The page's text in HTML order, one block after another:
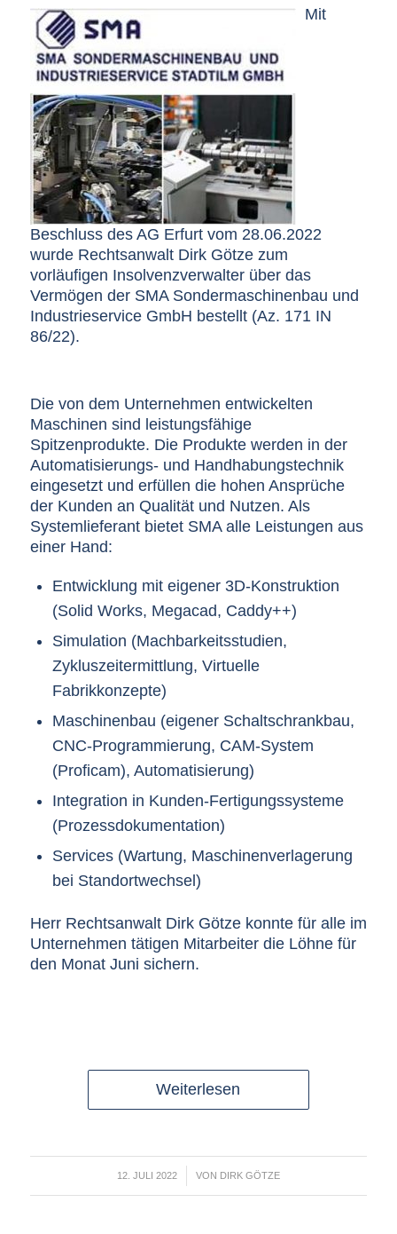
Mit
Beschluss des AG Erfurt vom 28.06.2022
wurde Rechtsanwalt Dirk Götze zum
vorläufigen Insolvenzverwalter über das
Vermögen der SMA Sondermaschinenbau und
Industrieservice GmbH bestellt (Az. 171 IN
86/22).
Die von dem Unternehmen entwickelten
Maschinen sind leistungsfähige
Spitzenprodukte. Die Produkte werden in der
Automatisierungs- und Handhabungstechnik
eingesetzt und erfüllen die hohen Ansprüche
der Kunden an Qualität und Nutzen. Als
Systemlieferant bietet SMA alle Leistungen aus
einer Hand:
Entwicklung mit eigener 3D-Konstruktion
(Solid Works, Megacad, Caddy++)
Simulation (Machbarkeitsstudien,
Zykluszeitermittlung, Virtuelle
Fabrikkonzepte)
Maschinenbau (eigener Schaltschrankbau,
CNC-Programmierung, CAM-System
(Proficam), Automatisierung)
Integration in Kunden-Fertigungssysteme
(Prozessdokumentation)
Services (Wartung, Maschinenverlagerung
bei Standortwechsel)
Herr Rechtsanwalt Dirk Götze konnte für alle im
Unternehmen tätigen Mitarbeiter die Löhne für
den Monat Juni sichern.
Weiterlesen
12. JULI 2022
/ VON DIRK GÖTZE